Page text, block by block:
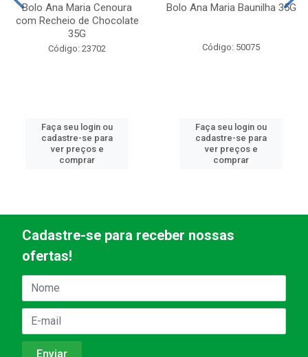
Bolo Ana Maria Cenoura
com Recheio de Chocolate
35G
Código: 23702
Faça seu login ou
cadastre-se para
ver preços e
comprar
Bolo Ana Maria Baunilha 35G
Código: 50075
Faça seu login ou
cadastre-se para
ver preços e
comprar
Cadastre-se para receber nossas
ofertas!